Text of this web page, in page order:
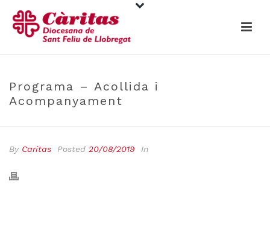
Programa – Acollida i
Acompanyament
By Caritas Posted 20/08/2019 In